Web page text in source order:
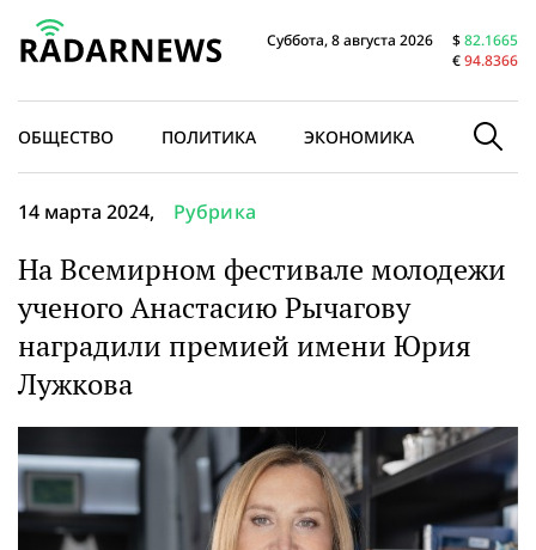
Суббота, 8 августа 2026 $82.1665
€94.8366
ОБЩЕСТВО ПОЛИТИКА ЭКОНОМИКА В МИРЕ
14 марта 2024, Рубрика
На Всемирном фестивале молодежи
ученого Анастасию Рычагову
наградили премией имени Юрия
Лужкова